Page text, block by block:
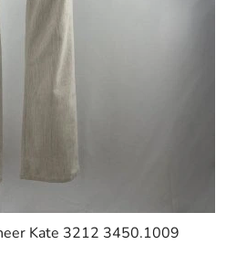
Kate 3212 3450.1009